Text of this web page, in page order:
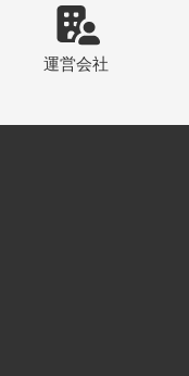
運営会社